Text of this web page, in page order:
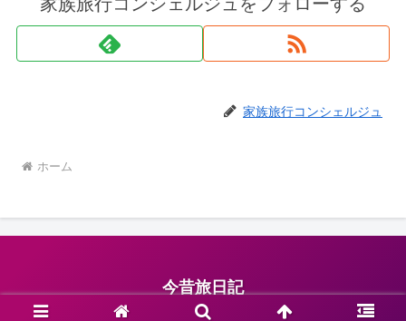
家族旅行コンシェルジュ
ホーム
今昔旅日記
© 2022 今昔旅日記.